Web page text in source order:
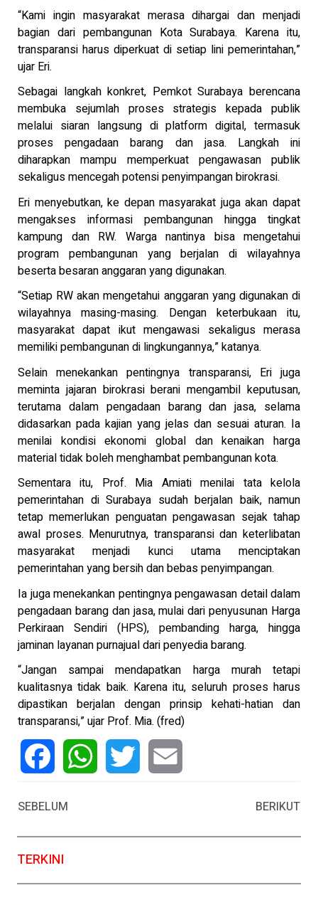
“Kami ingin masyarakat merasa dihargai dan menjadi
bagian dari pembangunan Kota Surabaya. Karena itu,
transparansi harus diperkuat di setiap lini pemerintahan,”
ujar Eri.
Sebagai langkah konkret, Pemkot Surabaya berencana
membuka sejumlah proses strategis kepada publik
melalui siaran langsung di platform digital, termasuk
proses pengadaan barang dan jasa. Langkah ini
diharapkan mampu memperkuat pengawasan publik
sekaligus mencegah potensi penyimpangan birokrasi.
Eri menyebutkan, ke depan masyarakat juga akan dapat
mengakses informasi pembangunan hingga tingkat
kampung dan RW. Warga nantinya bisa mengetahui
program pembangunan yang berjalan di wilayahnya
beserta besaran anggaran yang digunakan.
“Setiap RW akan mengetahui anggaran yang digunakan di
wilayahnya masing-masing. Dengan keterbukaan itu,
masyarakat dapat ikut mengawasi sekaligus merasa
memiliki pembangunan di lingkungannya,” katanya.
Selain menekankan pentingnya transparansi, Eri juga
meminta jajaran birokrasi berani mengambil keputusan,
terutama dalam pengadaan barang dan jasa, selama
didasarkan pada kajian yang jelas dan sesuai aturan. Ia
menilai kondisi ekonomi global dan kenaikan harga
material tidak boleh menghambat pembangunan kota.
Sementara itu, Prof. Mia Amiati menilai tata kelola
pemerintahan di Surabaya sudah berjalan baik, namun
tetap memerlukan penguatan pengawasan sejak tahap
awal proses. Menurutnya, transparansi dan keterlibatan
masyarakat menjadi kunci utama menciptakan
pemerintahan yang bersih dan bebas penyimpangan.
Ia juga menekankan pentingnya pengawasan detail dalam
pengadaan barang dan jasa, mulai dari penyusunan Harga
Perkiraan Sendiri (HPS), pembanding harga, hingga
jaminan layanan purnajual dari penyedia barang.
“Jangan sampai mendapatkan harga murah tetapi
kualitasnya tidak baik. Karena itu, seluruh proses harus
dipastikan berjalan dengan prinsip kehati-hatian dan
transparansi,” ujar Prof. Mia. (fred)
SEBELUM
BERIKUT
TERKINI